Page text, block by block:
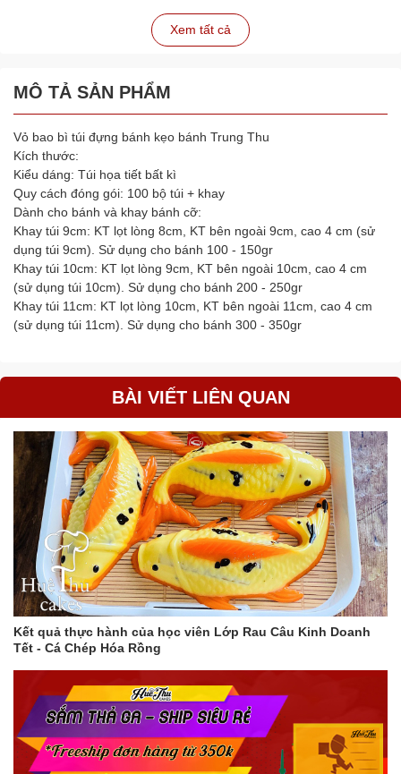
Xem tất cả
MÔ TẢ SẢN PHẨM
Vỏ bao bì túi đựng bánh kẹo bánh Trung Thu
Kích thước:
Kiểu dáng: Túi họa tiết bất kì
Quy cách đóng gói: 100 bộ túi + khay
Dành cho bánh và khay bánh cỡ:
Khay túi 9cm: KT lọt lòng 8cm, KT bên ngoài 9cm, cao 4 cm (sử
dụng túi 9cm). Sử dụng cho bánh 100 - 150gr
Khay túi 10cm: KT lọt lòng 9cm, KT bên ngoài 10cm, cao 4 cm
(sử dụng túi 10cm). Sử dụng cho bánh 200 - 250gr
Khay túi 11cm: KT lọt lòng 10cm, KT bên ngoài 11cm, cao 4 cm
(sử dụng túi 11cm). Sử dụng cho bánh 300 - 350gr
BÀI VIẾT LIÊN QUAN
Kết quả thực hành của học viên Lớp Rau Câu Kinh Doanh
Tết - Cá Chép Hóa Rồng